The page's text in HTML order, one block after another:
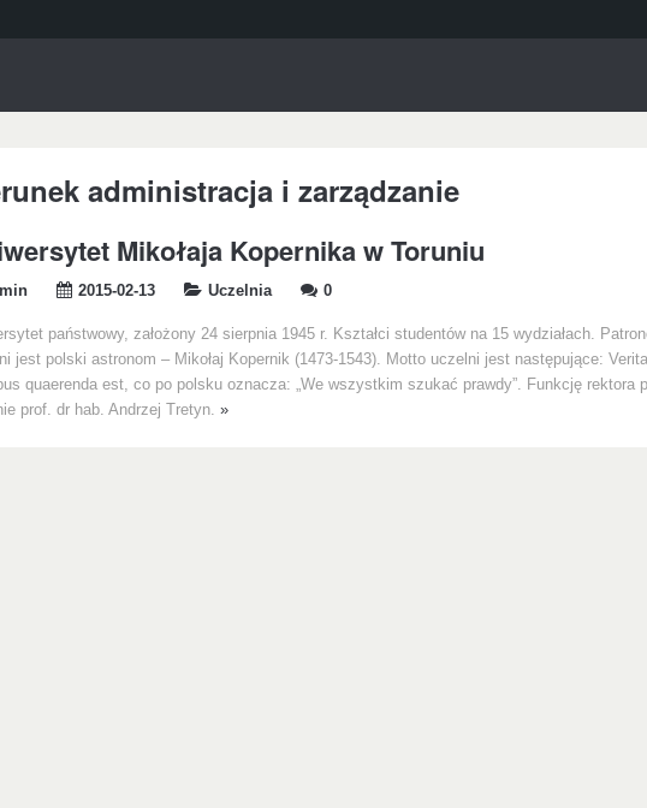
administracja i zarządzanie
Mikołaja Kopernika w Toruniu
2015-02-13 Uczelnia 0
państwowy, założony 24 sierpnia 1945 r. Kształci studentów na 15 wydziałach.
jest polski astronom – Mikołaj Kopernik (1473-1543). Motto uczelni jest następujące:
quaerenda est, co po polsku oznacza: „We wszystkim szukać prawdy”. Funkcję rektora
prof. dr hab. Andrzej Tretyn. »